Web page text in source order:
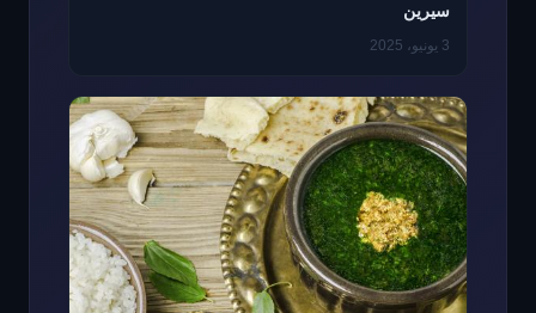
سيرين
3 يونيو، 2025